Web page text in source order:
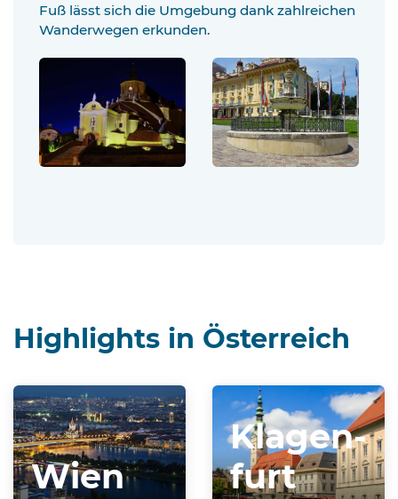
Fuß lässt sich die Umgebung dank zahlreichen
Wanderwegen erkunden.
Highlights in Österreich
Wien
Klagen­
furt